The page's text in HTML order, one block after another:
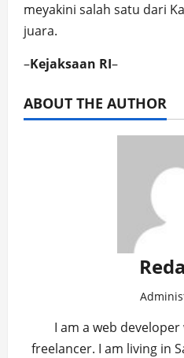
meyakini salah satu dari
juara.
–Kejaksaan RI–
ABOUT THE AUTHOR
I am a web
freelancer. I am living in